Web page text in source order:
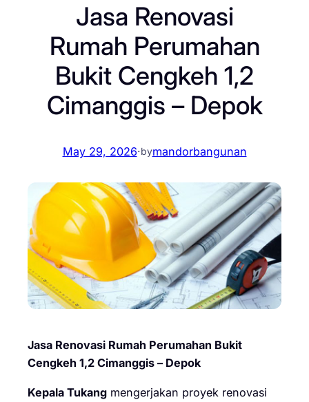
Jasa Renovasi
Rumah Perumahan
Bukit Cengkeh 1,2
Cimanggis – Depok
May 29, 2026·bymandorbangunan
Jasa Renovasi Rumah Perumahan Bukit
Cengkeh 1,2 Cimanggis – Depok
Kepala Tukang mengerjakan proyek renovasi